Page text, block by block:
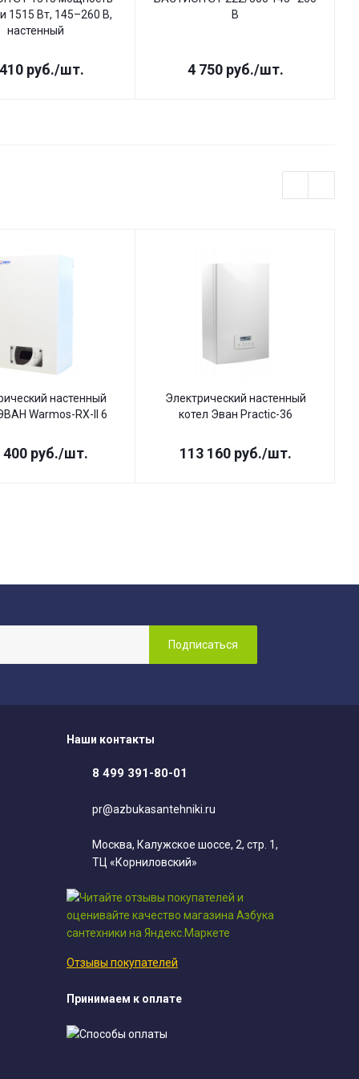
1515 Вт, 145–260 В,
настенный
руб./шт.
В
4 750руб./шт.
настенный
Warmos-RX-II 6
400руб./шт.
Электрический настенный
котел Эван Practic-36
113 160руб./шт.
Наши контакты
8 499 391-80-01
pr@azbukasantehniki.ru
Москва, Калужское шоссе, 2, стр. 1,
ТЦ «Корниловский»
Отзывы покупателей
Принимаем к оплате